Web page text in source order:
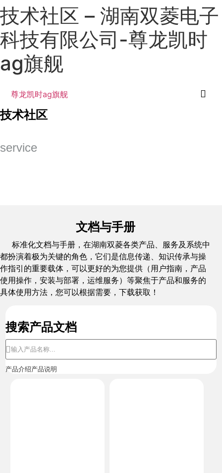
技术社区 – 湖南双菱电子
科技有限公司-尊龙凯时
ag旗舰
尊龙凯时ag旗舰
技术社区
service
文档与手册
标准化文档与手册，在湖南双菱各类产品、服务及系统中
都扮演着极为关键的角色，它们是信息传递、知识传承与操
作指引的重要载体，可以更好的为您提供（用户指南，产品
使用操作，安装与部署，运维服务）等聚焦于产品和服务的
具体使用方法，您可以根据需要，下载获取！
搜索产品文档
产品介绍产品说明